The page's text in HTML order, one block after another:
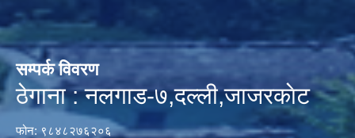
सम्पर्क विवरण
ठेगाना : नलगाड-७,दल्ली,जाजरकाेट
फोन: ९८४८२७६२०६